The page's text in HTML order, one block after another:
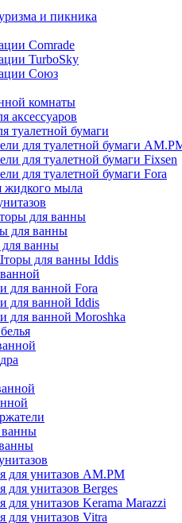
и пикника
Comrade
TurboSky
Союз
комнаты
аксессуаров
туалетной бумаги
для туалетной бумаги
для туалетной бумаги Fixsen
для туалетной бумаги Fora
жидкого мыла
для ванны
для ванны
ванны
для ванны Iddis
для ванной Fora
для ванной Iddis
для ванной Moroshka
для унитазов AM.PM
для унитазов Berges
для унитазов Kerama Marazzi
для унитазов Vitra